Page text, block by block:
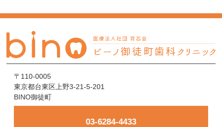
〒110-0005
東京都台東区上野3-21-5-201
BINO御徒町
03-6284-4433